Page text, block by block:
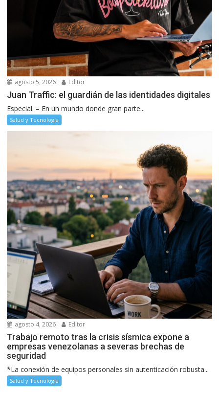
agosto 5, 2026 Editor
Juan Traffic: el guardián de las identidades digitales
Especial. – En un mundo donde gran parte...
Salud y Tecnología
agosto 4, 2026 Editor
Trabajo remoto tras la crisis sísmica expone a
empresas venezolanas a severas brechas de
seguridad
*La conexión de equipos personales sin autenticación robusta...
Salud y Tecnología